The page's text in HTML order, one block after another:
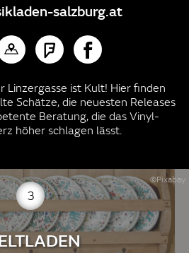
salzburg.at
Linzergasse ist Kult! Hier finden
Schätze, die neuesten Releases
Beratung, die das Vinyl-
höher schlagen lässt.
3
©Pixabay